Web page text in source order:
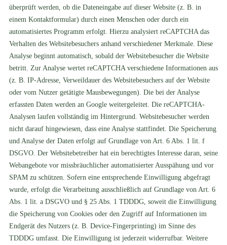
überprüft werden, ob die Dateneingabe auf dieser Website (z. B. in
einem Kontaktformular) durch einen Menschen oder durch ein
automatisiertes Programm erfolgt. Hierzu analysiert reCAPTCHA das
Verhalten des Websitebesuchers anhand verschiedener Merkmale. Diese
Analyse beginnt automatisch, sobald der Websitebesucher die Website
betritt. Zur Analyse wertet reCAPTCHA verschiedene Informationen aus
(z. B. IP-Adresse, Verweildauer des Websitebesuchers auf der Website
oder vom Nutzer getätigte Mausbewegungen). Die bei der Analyse
erfassten Daten werden an Google weitergeleitet. Die reCAPTCHA-
Analysen laufen vollständig im Hintergrund. Websitebesucher werden
nicht darauf hingewiesen, dass eine Analyse stattfindet. Die Speicherung
und Analyse der Daten erfolgt auf Grundlage von Art. 6 Abs. 1 lit. f
DSGVO. Der Websitebetreiber hat ein berechtigtes Interesse daran, seine
Webangebote vor missbräuchlicher automatisierter Ausspähung und vor
SPAM zu schützen. Sofern eine entsprechende Einwilligung abgefragt
wurde, erfolgt die Verarbeitung ausschließlich auf Grundlage von Art. 6
Abs. 1 lit. a DSGVO und § 25 Abs. 1 TDDDG, soweit die Einwilligung
die Speicherung von Cookies oder den Zugriff auf Informationen im
Endgerät des Nutzers (z. B. Device-Fingerprinting) im Sinne des
TDDDG umfasst. Die Einwilligung ist jederzeit widerrufbar. Weitere